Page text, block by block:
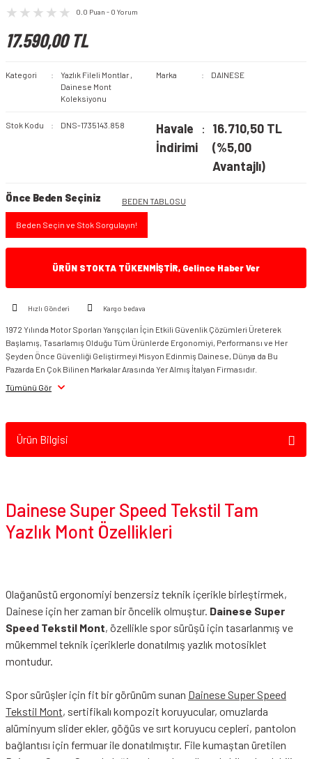
0.0 Puan - 0 Yorum
17.590,00 TL
Kategori Yazlık Fileli Montlar ,
Dainese Mont
Koleksiyonu
Marka DAINESE
Stok Kodu DNS-1735143.858
Havale
İndirimi
16.710,50 TL
(%5,00
Avantajlı)
Önce Beden Seçiniz BEDEN TABLOSU
Beden Seçin ve Stok Sorgulayın!
ÜRÜN STOKTA TÜKENMİŞTİR, Gelince Haber Ver
Hızlı Gönderi Kargo bedava
1972 Yılında Motor Sporları Yarışçıları İçin Etkili Güvenlik Çözümleri Üreterek
Başlamış, Tasarlamış Olduğu Tüm Ürünlerde Ergonomiyi, Performansı ve Her
Şeyden Önce Güvenliği Geliştirmeyi Misyon Edinmiş Dainese, Dünya da Bu
Pazarda En Çok Bilinen Markalar Arasında Yer Almış İtalyan Firmasıdır.
Tümünü Gör
Ürün Bilgisi
Dainese Super Speed Tekstil Tam
Yazlık Mont Özellikleri
Olağanüstü ergonomiyi benzersiz teknik içerikle birleştirmek,
Dainese için her zaman bir öncelik olmuştur. Dainese Super
Speed Tekstil Mont, özellikle spor sürüşü için tasarlanmış ve
mükemmel teknik içeriklerle donatılmış yazlık motosiklet
montudur.
Spor sürüşler için fit bir görünüm sunan Dainese Super Speed
Tekstil Mont, sertifikalı kompozit koruyucular, omuzlarda
alüminyum slider ekler, göğüs ve sırt koruyucu cepleri, pantolon
bağlantısı için fermuar ile donatılmıştır. File kumaştan üretilen